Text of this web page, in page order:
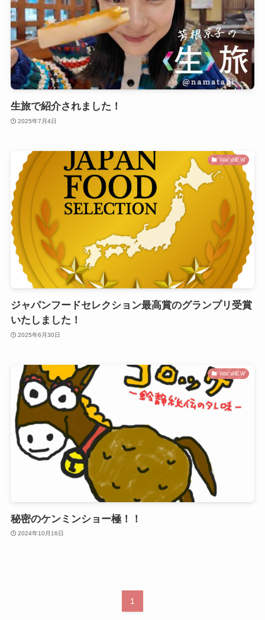
生旅で紹介されました！
2025年7月4日
Wat'sNEW
ジャパンフードセレクション最高賞のグランプリ受賞
いたしました！
2025年6月30日
Wat'sNEW
秘密のケンミンショー極！！
2024年10月16日
1